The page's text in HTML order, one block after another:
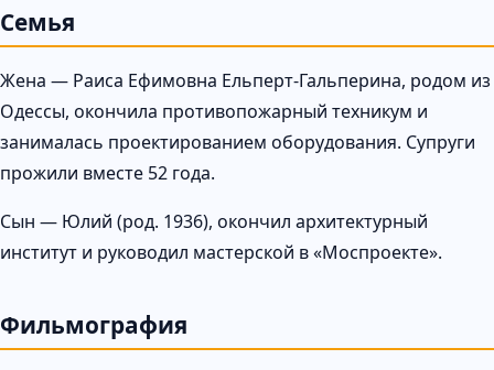
Семья
Жена — Раиса Ефимовна Ельперт-Гальперина, родом из
Одессы, окончила противопожарный техникум и
занималась проектированием оборудования. Супруги
прожили вместе 52 года.
Сын — Юлий (род. 1936), окончил архитектурный
институт и руководил мастерской в «Моспроекте».
Фильмография